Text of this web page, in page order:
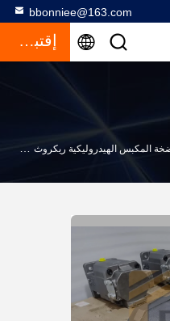
bbonniee@163.com
إقتباس
المكبس الهيدروليكية ريكروث >